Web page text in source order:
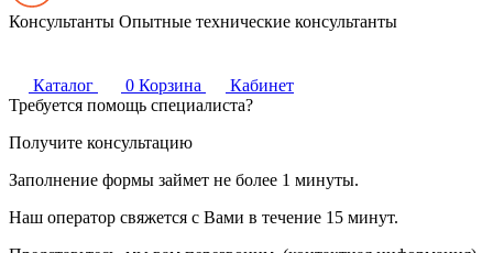
Консультанты Опытные технические консультанты
Каталог 0 Корзина
Кабинет
Требуется помощь специалиста?
Получите консультацию
Заполнение формы займет не более 1 минуты.
Наш оператор свяжется с Вами в течение 15 минут.